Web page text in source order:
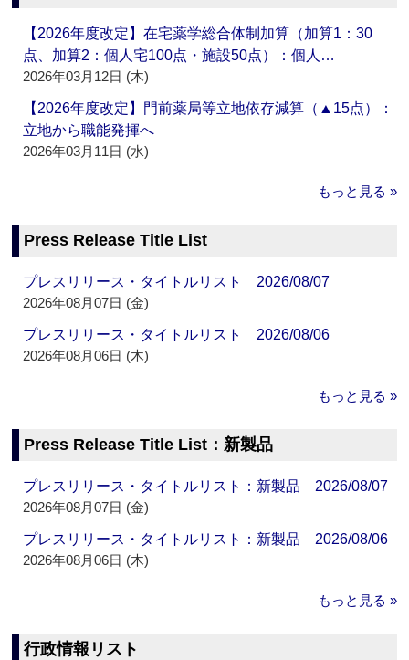
【2026年度改定】在宅薬学総合体制加算（加算1：30
点、加算2：個人宅100点・施設50点）：個人…
2026年03月12日 (木)
【2026年度改定】門前薬局等立地依存減算（▲15点）：
立地から職能発揮へ
2026年03月11日 (水)
もっと見る »
Press Release Title List
プレスリリース・タイトルリスト 2026/08/07
2026年08月07日 (金)
プレスリリース・タイトルリスト 2026/08/06
2026年08月06日 (木)
もっと見る »
Press Release Title List：新製品
プレスリリース・タイトルリスト：新製品 2026/08/07
2026年08月07日 (金)
プレスリリース・タイトルリスト：新製品 2026/08/06
2026年08月06日 (木)
もっと見る »
行政情報リスト